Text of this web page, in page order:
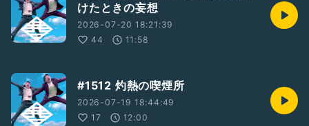
けたときの妄想
2026-07-20 18:21:39
44
11:58
#1512 灼熱の喫煙所
2026-07-19 18:44:49
17
12:00